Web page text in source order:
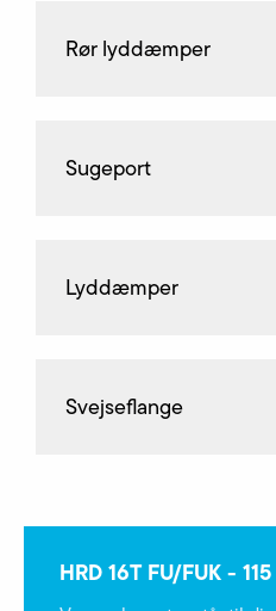
Rør lyddæmper
Sugeport
Lyddæmper
Svejseflange
HRD 16T FU/FUK -